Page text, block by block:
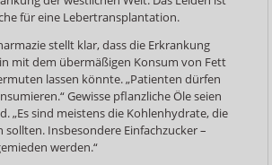
für eine Lebertransplantation.
stellt klar, dass die Erkrankung
mit dem übermäßigen Konsum von Fett
lassen könnte. „Patienten dürfen
Gewisse pflanzliche Öle seien
„Es sind meistens die Kohlenhydrate, die
Insbesondere Einfachzucker –
werden.“